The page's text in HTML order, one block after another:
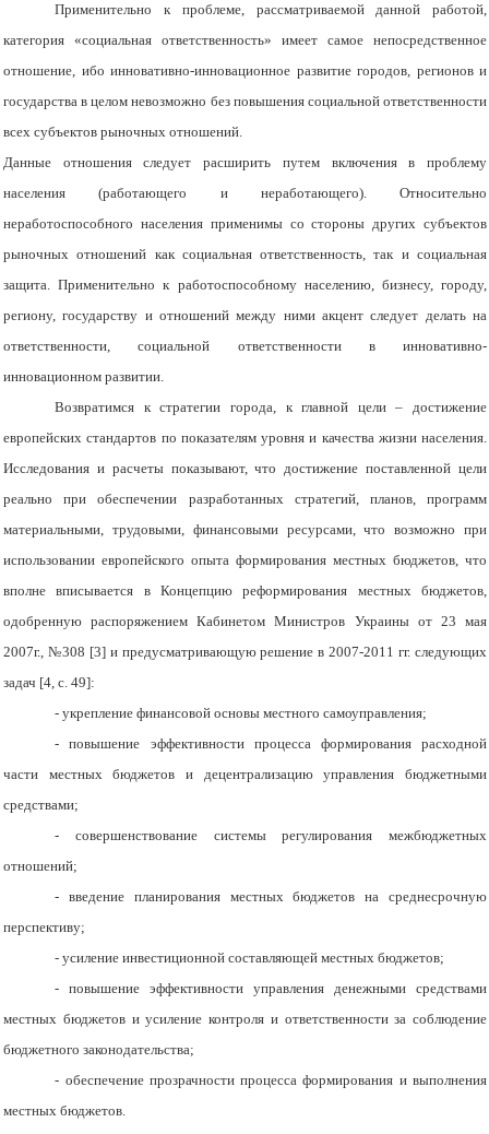
Применительно к проблеме, рассматриваемой данной работой,
категория «социальная ответственность» имеет самое непосредственное
отношение, ибо инновативно-инновационное развитие городов, регионов и
государства в целом невозможно без повышения социальной ответственности
всех субъектов рыночных отношений.
Данные отношения следует расширить путем включения в проблему
населения (работающего и неработающего). Относительно
неработоспособного населения применимы со стороны других субъектов
рыночных отношений как социальная ответственность, так и социальная
защита. Применительно к работоспособному населению, бизнесу, городу,
региону, государству и отношений между ними акцент следует делать на
ответственности, социальной ответственности в инновативно-
инновационном развитии.
Возвратимся к стратегии города, к главной цели – достижение
европейских стандартов по показателям уровня и качества жизни населения.
Исследования и расчеты показывают, что достижение поставленной цели
реально при обеспечении разработанных стратегий, планов, программ
материальными, трудовыми, финансовыми ресурсами, что возможно при
использовании европейского опыта формирования местных бюджетов, что
вполне вписывается в Концепцию реформирования местных бюджетов,
одобренную распоряжением Кабинетом Министров Украины от 23 мая
2007г., №308 [3] и предусматривающую решение в 2007-2011 гг. следующих
задач [4, с. 49]:
- укрепление финансовой основы местного самоуправления;
- повышение эффективности процесса формирования расходной
части местных бюджетов и децентрализацию управления бюджетными
средствами;
- совершенствование системы регулирования межбюджетных
отношений;
- введение планирования местных бюджетов на среднесрочную
перспективу;
- усиление инвестиционной составляющей местных бюджетов;
- повышение эффективности управления денежными средствами
местных бюджетов и усиление контроля и ответственности за соблюдение
бюджетного законодательства;
- обеспечение прозрачности процесса формирования и выполнения
местных бюджетов.